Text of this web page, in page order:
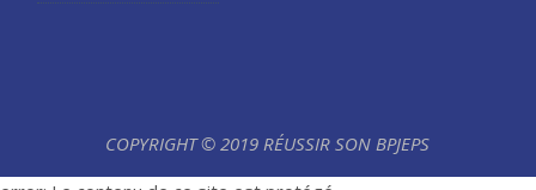
COPYRIGHT © 2019 RÉUSSIR SON BPJEPS